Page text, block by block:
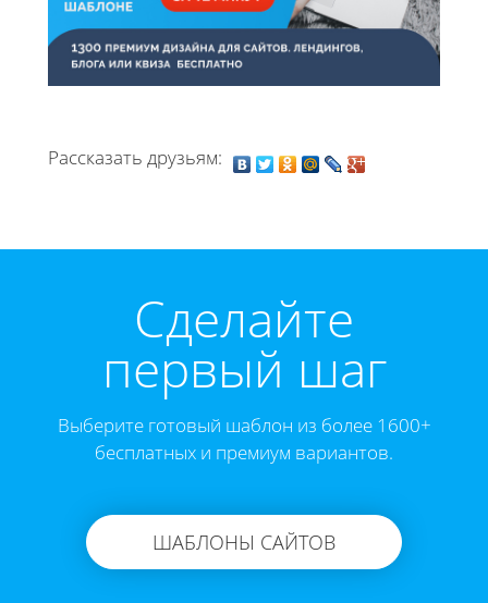
Рассказать друзьям:
Cделайте
первый шаг
Выберите готовый шаблон из более 1600+
бесплатных и премиум вариантов.
ШАБЛОНЫ САЙТОВ